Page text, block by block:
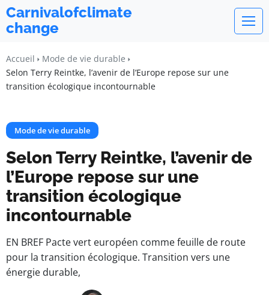
Carnivalofclimate
change
Accueil
Mode de vie durable
Selon Terry Reintke, l’avenir de l’Europe repose sur une
transition écologique incontournable
Mode de vie durable
Selon Terry Reintke, l’avenir de
l’Europe repose sur une
transition écologique
incontournable
EN BREF Pacte vert européen comme feuille de route
pour la transition écologique. Transition vers une
énergie durable,